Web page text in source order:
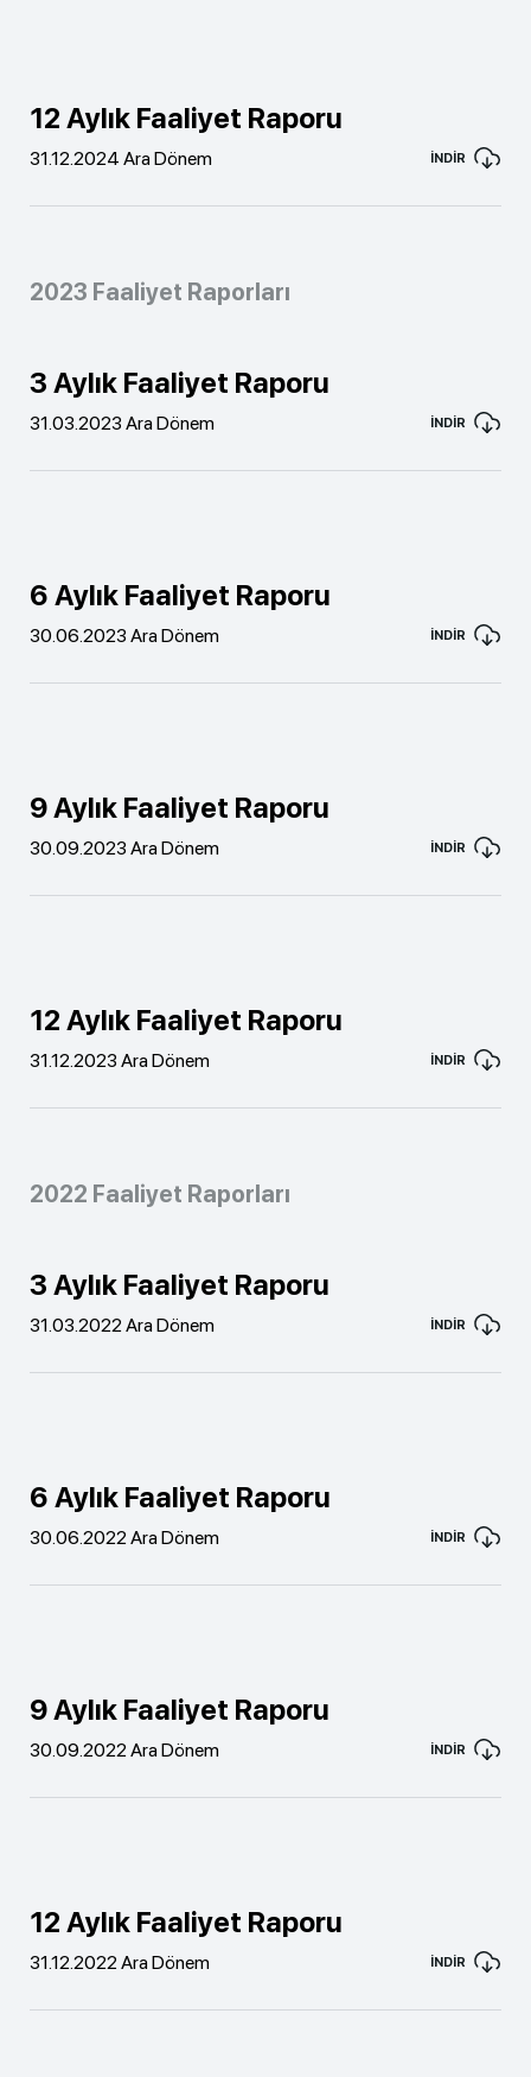
12 Aylık Faaliyet Raporu
31.12.2024 Ara Dönem İNDİR
2023 Faaliyet Raporları
3 Aylık Faaliyet Raporu
31.03.2023 Ara Dönem İNDİR
6 Aylık Faaliyet Raporu
30.06.2023 Ara Dönem İNDİR
9 Aylık Faaliyet Raporu
30.09.2023 Ara Dönem İNDİR
12 Aylık Faaliyet Raporu
31.12.2023 Ara Dönem İNDİR
2022 Faaliyet Raporları
3 Aylık Faaliyet Raporu
31.03.2022 Ara Dönem İNDİR
6 Aylık Faaliyet Raporu
30.06.2022 Ara Dönem İNDİR
9 Aylık Faaliyet Raporu
30.09.2022 Ara Dönem İNDİR
12 Aylık Faaliyet Raporu
31.12.2022 Ara Dönem İNDİR